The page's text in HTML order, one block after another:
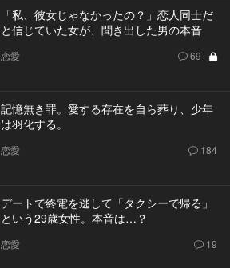
「私、彼女じゃなかったの？」恋人同士だ
と信じていた女が、聞き出した男の本音
恋愛 69
記憶無き罪。愛する存在を自ら葬り、少年
は羽化する。
恋愛 184
デートで終電を逃して「タクシーで帰る」
という29歳女性。本音は…？
恋愛 19